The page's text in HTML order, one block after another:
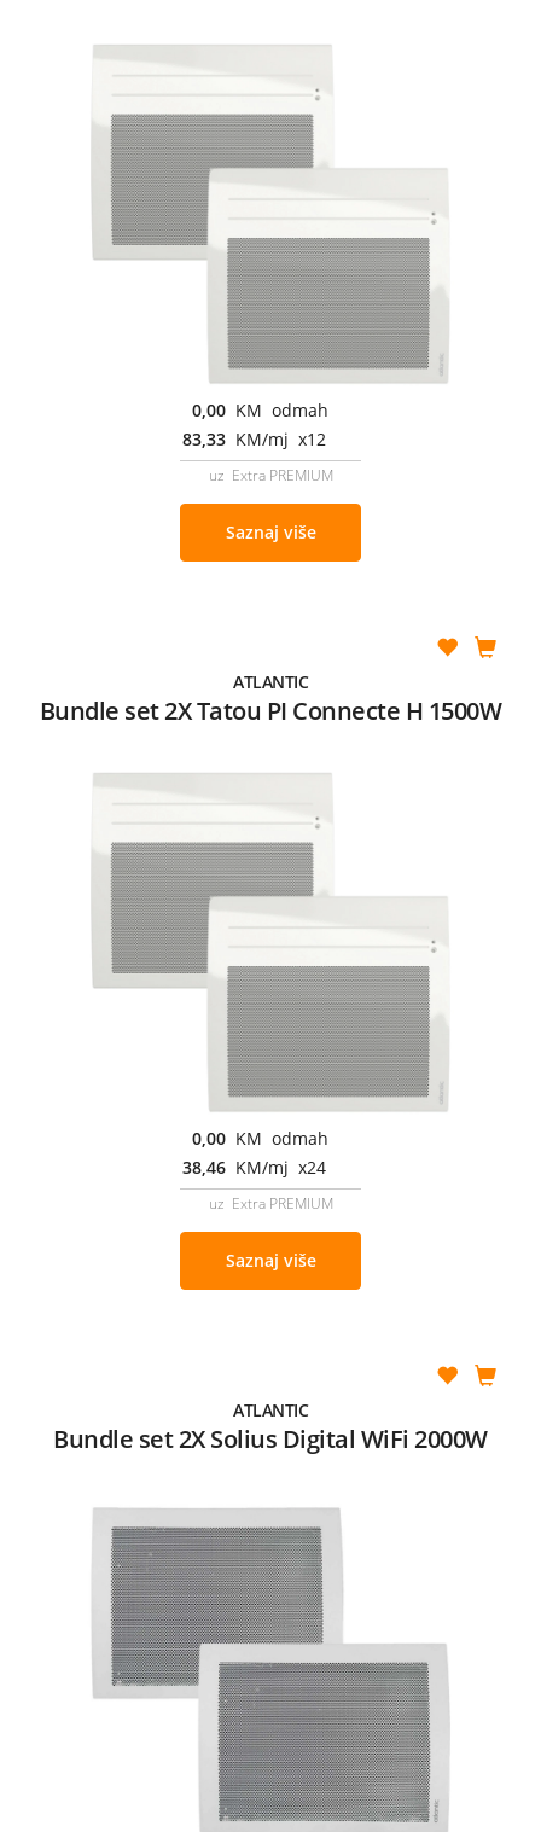
0,00 KM odmah
83,33 KM/mj x12
uz Extra PREMIUM
Saznaj više
ATLANTIC
Bundle set 2X Tatou PI Connecte H 1500W
0,00 KM odmah
38,46 KM/mj x24
uz Extra PREMIUM
Saznaj više
ATLANTIC
Bundle set 2X Solius Digital WiFi 2000W